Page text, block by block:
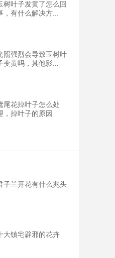
树叶子发黄了怎么回
，有什么解决方...
照强烈会导致玉树叶
变黄吗，其他影...
尾花掉叶子怎么处
，掉叶子的原因
子兰开花有什么兆头
大镇宅辟邪的花卉